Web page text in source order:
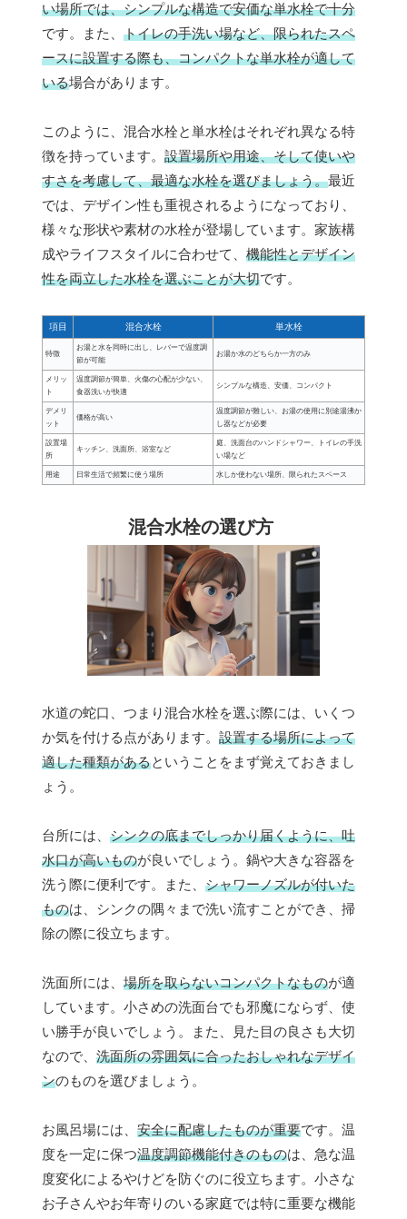
い場所では、シンプルな構造で安価な単水栓で十分
です。また、 トイレの手洗い場など、限られたスペ
ースに設置する際も、コンパクトな単水栓が適して
いる場合があります。
このように、混合水栓と単水栓はそれぞれ異なる特
徴を持っています。 設置場所や用途、そして使いや
すさを考慮して、最適な水栓を選びましょう。最近
では、デザイン性も重視されるようになっており、
様々な形状や素材の水栓が登場しています。家族構
成やライフスタイルに合わせて、 機能性とデザイン
性を両立した水栓を選ぶことが大切です。
項目 混合水栓 単水栓
特徴
お湯と水を同時に出し、レバーで温度調
節が可能
お湯か水のどちらか一方のみ
メリッ
ト
温度調節が簡単、火傷の心配が少ない、
食器洗いが快適
シンプルな構造、安価、コンパクト
デメリ
ット
価格が高い
温度調節が難しい、お湯の使用に別途湯沸か
し器などが必要
設置場
所
キッチン、洗面所、浴室など
庭、洗面台のハンドシャワー、トイレの手洗
い場など
用途 日常生活で頻繁に使う場所 水しか使わない場所、限られたスペース
混合水栓の選び方
水道の蛇口、つまり混合水栓を選ぶ際には、いくつ
か気を付ける点があります。 設置する場所によって
適した種類があるということをまず覚えておきまし
ょう。
台所には、 シンクの底までしっかり届くように、吐
水口が高いものが良いでしょう。鍋や大きな容器を
洗う際に便利です。また、 シャワーノズルが付いた
ものは、シンクの隅々まで洗い流すことができ、掃
除の際に役立ちます。
洗面所には、 場所を取らないコンパクトなものが適
しています。小さめの洗面台でも邪魔にならず、使
い勝手が良いでしょう。また、見た目の良さも大切
なので、 洗面所の雰囲気に合ったおしゃれなデザイ
ンのものを選びましょう。
お風呂場には、 安全に配慮したものが重要です。温
度を一定に保つ温度調節機能付きのものは、急な温
度変化によるやけどを防ぐのに役立ちます。小さな
お子さんやお年寄りのいる家庭では特に重要な機能